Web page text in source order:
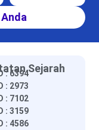
Sejarah
: 6394
: 2973
: 7102
: 3159
: 4586